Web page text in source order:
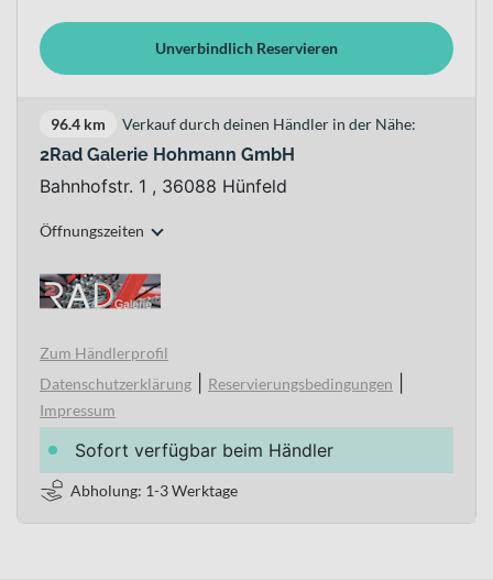
Unverbindlich Reservieren
96.4 km Verkauf durch deinen Händler in der Nähe:
2Rad Galerie Hohmann GmbH
Bahnhofstr. 1 , 36088 Hünfeld
Öffnungszeiten
Zum Händlerprofil
Datenschutzerklärung
Reservierungsbedingungen
Impressum
Sofort verfügbar beim Händler
Abholung: 1-3 Werktage